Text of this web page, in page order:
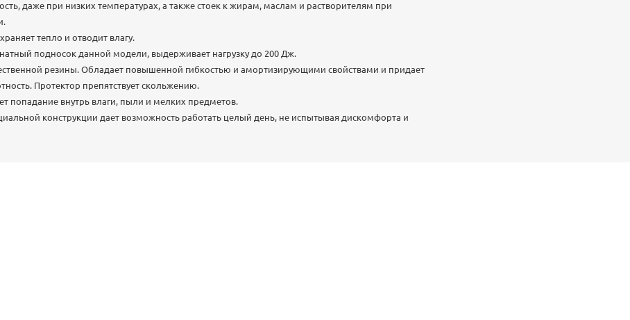
даже при низких температурах, а также стоек к жирам, маслам и растворителям при
тепло и отводит влагу.
подносок данной модели, выдерживает нагрузку до 200 Дж.
резины. Обладает повышенной гибкостью и амортизирующими свойствами и придает
Протектор препятствует скольжению.
попадание внутрь влаги, пыли и мелких предметов.
конструкции дает возможность работать целый день, не испытывая дискомфорта и